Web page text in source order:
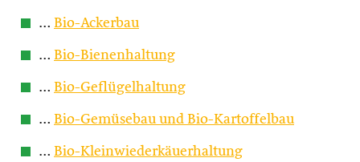
… Bio-Ackerbau
… Bio-Bienenhaltung
… Bio-Geflügelhaltung
… Bio-Gemüsebau und Bio-Kartoffelbau
… Bio-Kleinwiederkäuerhaltung